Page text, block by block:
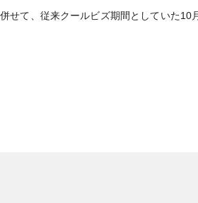
て、従来クールビズ期間としていた10